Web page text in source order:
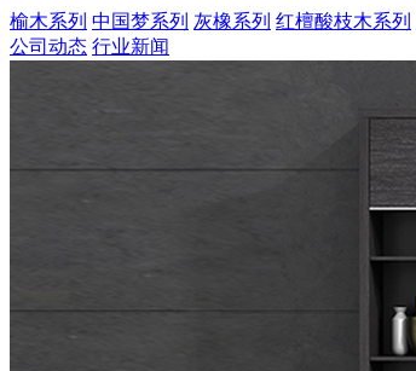
榆木系列 中国梦系列 灰橡系列 红檀酸枝木系列
公司动态 行业新闻